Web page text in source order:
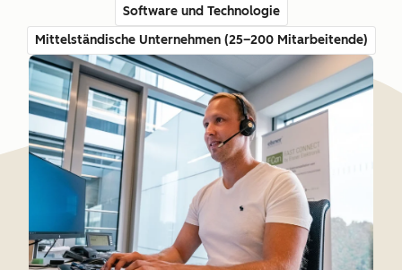
Software und Technologie
Mittelständische Unternehmen (25–200 Mitarbeitende)